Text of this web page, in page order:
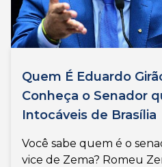
Quem É Eduardo
Conheça o Senador
Intocáveis de Brasília
Você sabe quem é o
vice de Zema? Romeu